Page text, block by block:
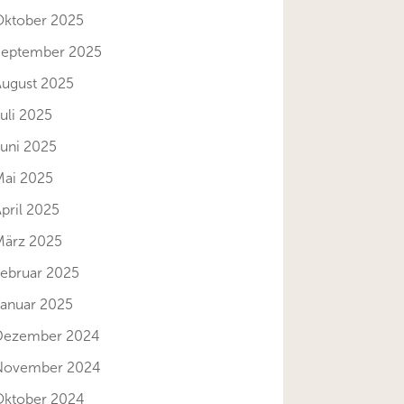
2025
2025
2025
2025
2025
2025
2025
2025
2025
2025
2024
2024
2024